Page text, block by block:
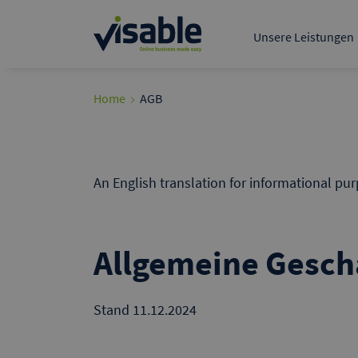
Unsere Leistungen
deutschsprachigen
Home AGB
An English translation for informational
Allgemeine
Stand 11.12.2024